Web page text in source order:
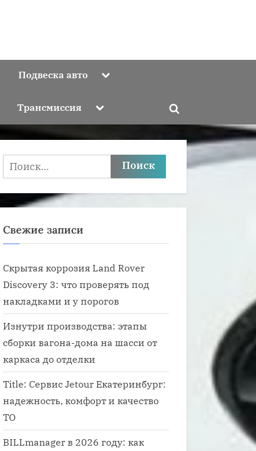
Подвеска авто Toggle
Трансмиссия Toggle
menu
Toggle
form
Найти:
Свежие записи
Скрытая коррозия Land Rover
Discovery 3: что проверять под
накладками и у порогов
Изнутри производства: этапы
сборки вагона-дома на шасси от
каркаса до отделки
Title: Сервис Jetour Екатеринбург:
надежность, комфорт и качество
ТО
BILLmanager в 2026 году: как